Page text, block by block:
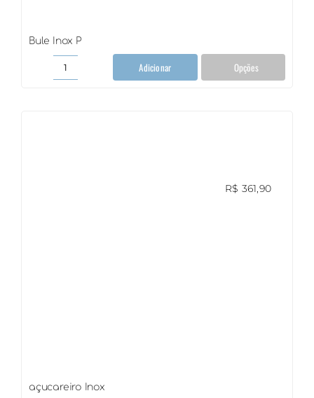
Bule Inox P
Bule
Adicionar Opções
R$ 361,90
açucareiro Inox